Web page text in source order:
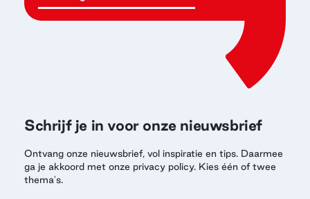
Schrijf je in voor onze nieuwsbrief
Ontvang onze nieuwsbrief, vol inspiratie en tips. Daarmee
ga je akkoord met onze privacy policy. Kies één of twee
thema's.